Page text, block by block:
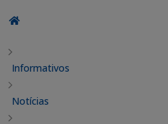
Informativos
Notícias